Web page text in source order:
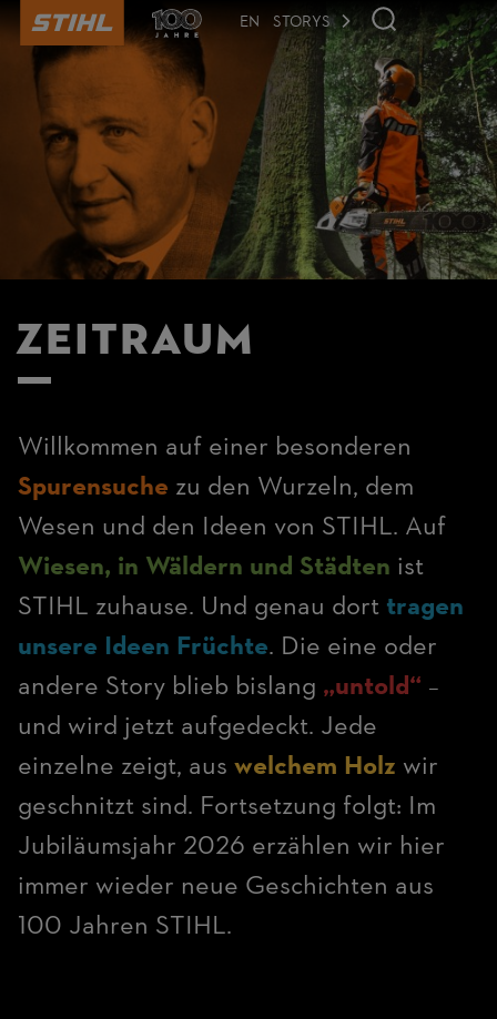
Seite
anspringen
EN STORYS
Zeitraum
Willkommen auf einer besonderen
Spurensuche zu den Wurzeln, dem
Wesen und den Ideen von STIHL. Auf
Wiesen, in Wäldern und Städten ist
STIHL zuhause. Und genau dort tragen
unsere Ideen Früchte. Die eine oder
andere Story blieb bislang „untold“ –
und wird jetzt aufgedeckt. Jede
einzelne zeigt, aus welchem Holz wir
geschnitzt sind. Fortsetzung folgt: Im
Jubiläumsjahr 2026 erzählen wir hier
immer wieder neue Geschichten aus
100 Jahren STIHL.